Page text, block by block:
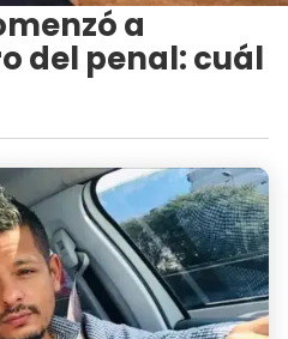
a
del penal: cuál